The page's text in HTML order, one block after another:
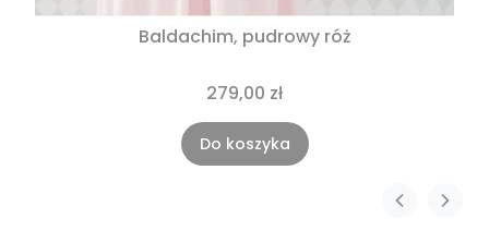
Baldachim, pudrowy róż
279,00 zł
Do koszyka